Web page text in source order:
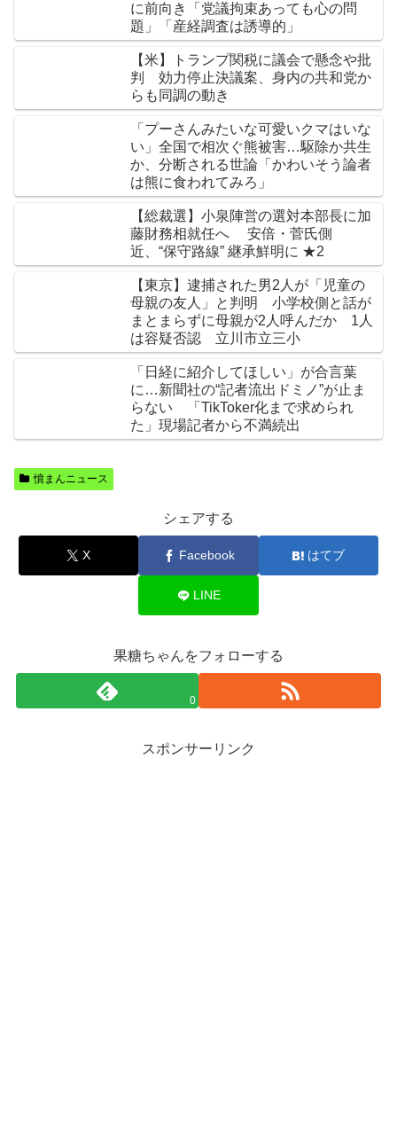
に前向き「党議拘束あっても心の問
題」「産経調査は誘導的」
【米】トランプ関税に議会で懸念や批
判 効力停止決議案、身内の共和党か
らも同調の動き
「プーさんみたいな可愛いクマはいな
い」全国で相次ぐ熊被害…駆除か共生
か、分断される世論「かわいそう論者
は熊に食われてみろ」
【総裁選】小泉陣営の選対本部長に加
藤財務相就任へ 安倍・菅氏側
近、“保守路線” 継承鮮明に ★2
【東京】逮捕された男2人が「児童の
母親の友人」と判明 小学校側と話が
まとまらずに母親が2人呼んだか 1人
は容疑否認 立川市立三小
「日経に紹介してほしい」が合言葉
に…新聞社の“記者流出ドミノ”が止ま
らない 「TikToker化まで求められ
た」現場記者から不満続出
憤まんニュース
シェアする
X Facebook はてブ
LINE
果糖ちゃんをフォローする
0
スポンサーリンク